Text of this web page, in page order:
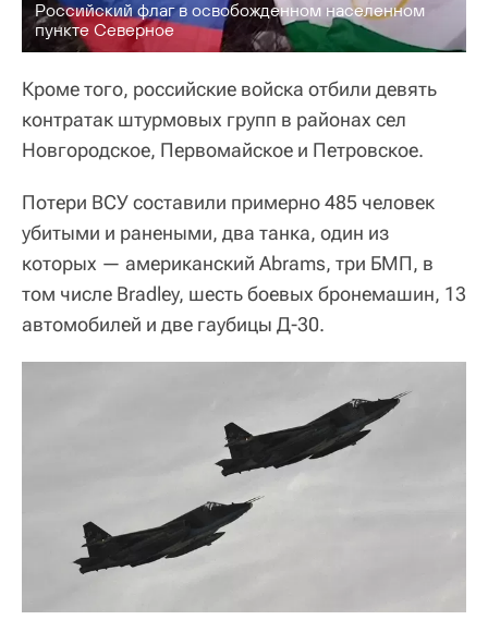
Российский флаг в освобожденном населенном
пункте Северное
Кроме того, российские войска отбили девять
контратак штурмовых групп в районах сел
Новгородское, Первомайское и Петровское.
Потери ВСУ составили примерно 485 человек
убитыми и ранеными, два танка, один из
которых — американский Abrams, три БМП, в
том числе Bradley, шесть боевых бронемашин, 13
автомобилей и две гаубицы Д-30.